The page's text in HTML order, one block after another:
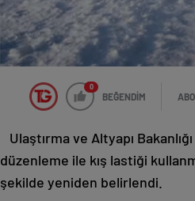
0
BEĞENDİM
Ulaştırma ve Altyapı
düzenleme ile kış lastiği
şekilde yeniden belirlendi.